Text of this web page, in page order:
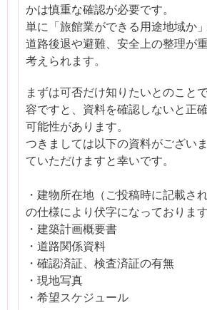
かは慎重な確認が必要です。
単に「旅館業ができる用途地域か
道路後退や避難、安全上の整理が
考えられます。
まずは可否だけ知りたいとのこと
容ですと、資料を確認しないと正
可能性があります。
つきましては以下の資料がござい
ていただけますと幸いです。
・建物所在地（ご投稿時に記載さ
の仕様により伏字になっております
・建築計画概要書
・道路関係資料
・確認済証、検査済証の有無
・現地写真
・希望スケジュール